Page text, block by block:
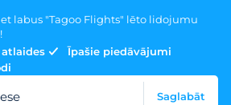
labus "Tagoo Flights" lēto lidojumu
Īpašie piedāvājumi
Saglabāt